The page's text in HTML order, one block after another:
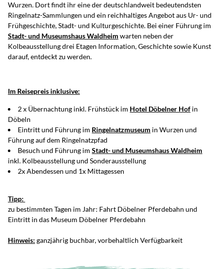
Wurzen. Dort findt ihr eine der deutschlandweit bedeutendsten
Ringelnatz-Sammlungen und ein reichhaltiges Angebot aus Ur- und
Frühgeschichte, Stadt- und Kulturgeschichte. Bei einer Führung im
Stadt- und Museumshaus Waldheim warten neben der
Kolbeausstellung drei Etagen Information, Geschichte sowie Kunst
darauf, entdeckt zu werden.
Im Reisepreis inklusive:
2 x Übernachtung inkl. Frühstück im Hotel Döbelner Hof in
Döbeln
Eintritt und Führung im Ringelnatzmuseum in Wurzen und
Führung auf dem Ringelnatzpfad
Besuch und Führung imStadt- und Museumshaus Waldheim
inkl. Kolbeausstellung und Sonderausstellung
2x Abendessen und 1x Mittagessen
Tipp:
zu bestimmten Tagen im Jahr: Fahrt Döbelner Pferdebahn und
Eintritt in das Museum Döbelner Pferdebahn
Hinweis: ganzjährig buchbar, vorbehaltlich Verfügbarkeit